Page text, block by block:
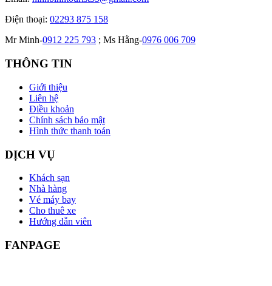
Điện thoại: 02293 875 158
Mr Minh-0912 225 793 ; Ms Hằng-0976 006 709
THÔNG TIN
Giới thiệu
Liên hệ
Điều khoản
Chính sách bảo mật
Hình thức thanh toán
DỊCH VỤ
Khách sạn
Nhà hàng
Vé máy bay
Cho thuê xe
Hướng dẫn viên
FANPAGE